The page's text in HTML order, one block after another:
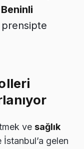
Beninli
prensipte
ve sağlık
gelen